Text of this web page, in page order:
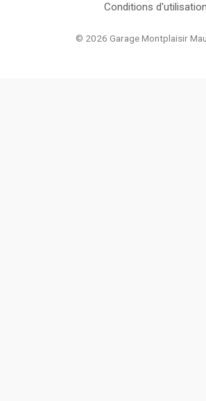
Conditions d'utilisation
© 2026 Garage Montplaisir